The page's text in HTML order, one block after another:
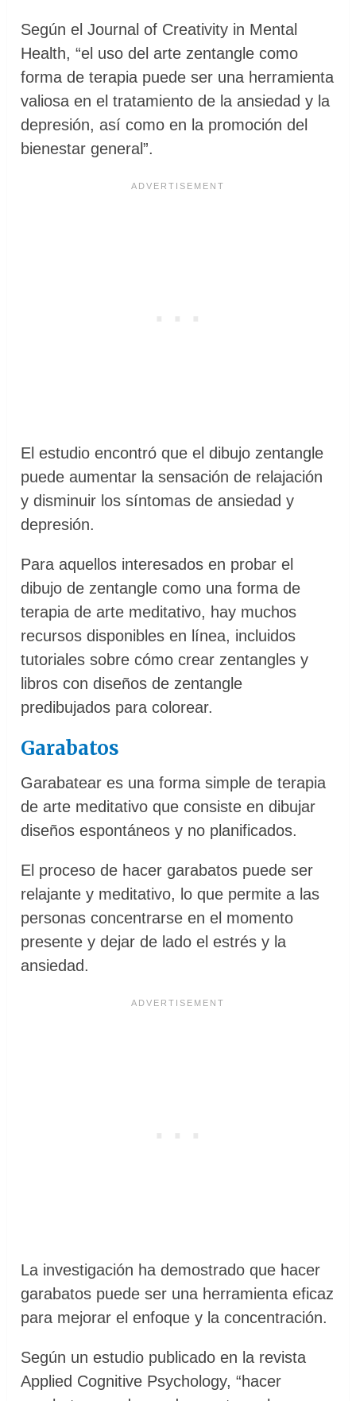
Según el Journal of Creativity in Mental
Health, “el uso del arte zentangle como
forma de terapia puede ser una herramienta
valiosa en el tratamiento de la ansiedad y la
depresión, así como en la promoción del
bienestar general”.
El estudio encontró que el dibujo zentangle
puede aumentar la sensación de relajación
y disminuir los síntomas de ansiedad y
depresión.
Para aquellos interesados ​en probar el
dibujo de zentangle como una forma de
terapia de arte meditativo, hay muchos
recursos disponibles en línea, incluidos
tutoriales sobre cómo crear zentangles y
libros con diseños de zentangle
predibujados para colorear.
Garabatos
Garabatear es una forma simple de terapia
de arte meditativo que consiste en dibujar
diseños espontáneos y no planificados.
El proceso de hacer garabatos puede ser
relajante y meditativo, lo que permite a las
personas concentrarse en el momento
presente y dejar de lado el estrés y la
ansiedad.
La investigación ha demostrado que hacer
garabatos puede ser una herramienta eficaz
para mejorar el enfoque y la concentración.
Según un estudio publicado en la revista
Applied Cognitive Psychology, “hacer